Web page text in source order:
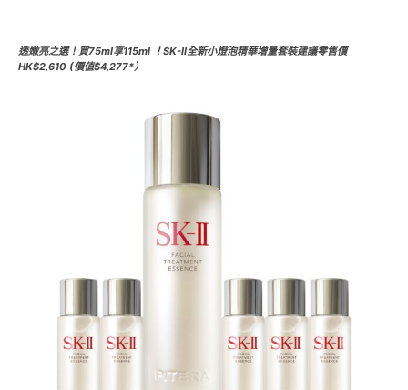
透嫩亮之選！買75ml享115ml ！SK-II全新小燈泡精華增量套裝建議零售價
HK$2,610 (價值$4,277*）